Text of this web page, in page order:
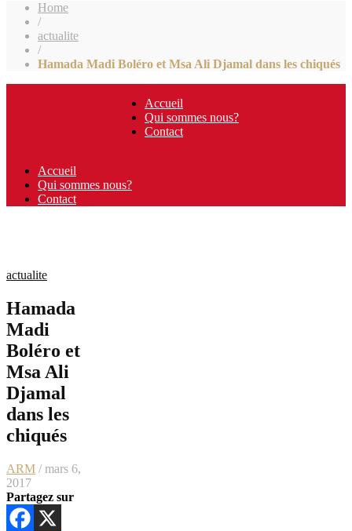
Home
/
actualite
/
Hamada Madi Boléro et Msa Ali Djamal dans les chiqués
Accueil
Qui sommes nous?
Contact
Accueil
Qui sommes nous?
Contact
actualite
Hamada
Madi
Boléro et
Msa Ali
Djamal
dans les
chiqués
ARM / mars 6,
2017
Partagez sur